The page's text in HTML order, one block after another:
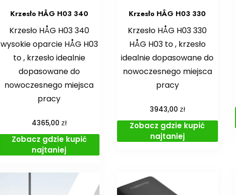
Krzesło HÅG H03 340
Krzesło HÅG H03 340
wysokie oparcie HÅG H03
to , krzesło idealnie
dopasowane do
nowoczesnego miejsca
pracy
4365,00 zł
Zobacz gdzie kupić
najtaniej
Krzesło HÅG H03 330
Krzesło HÅG H03 330
HÅG H03 to , krzesło
idealnie dopasowane do
nowoczesnego miejsca
pracy
3943,00 zł
Zobacz gdzie kupić
najtaniej